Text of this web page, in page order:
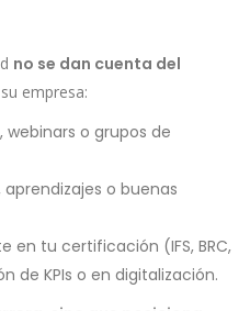
no se dan cuenta del
empresa:
o grupos de
o buenas
en tu certificación (IFS, BRC,
de KPIs o en digitalización.